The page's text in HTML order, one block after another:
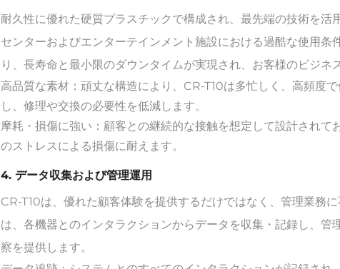
耐久性に優れた硬質プラスチックで構成され、最先端の技術を
センターおよびエンターテインメント施設における過酷な使用条
り、長寿命と最小限のダウンタイムが実現され、お客様のビジネ
高品質な素材：頑丈な構造により、CR-T10は多忙しく、高頻度
し、修理や交換の必要性を低減します。
摩耗・損傷に強い：顧客との継続的な接触を想定して設計され
のストレスによる損傷に耐えます。
4. データ収集および管理運用
CR-T10は、優れた顧客体験を提供するだけではなく、管理業務
は、各機器とのインタラクションからデータを収集・記録し、
察を提供します。